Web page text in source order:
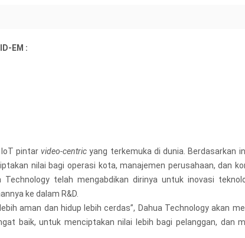
EM :
IoT pintarvideo-centric yang terkemuka di dunia. Berdasarkan
nilai bagi operasi kota, manajemen perusahaan, dan
telah mengabdikan dirinya untuk inovasi
ke dalam R&D.
aman dan hidup lebih cerdas”, Dahua Technology akan
baik, untuk menciptakan nilai lebih bagi pelanggan, dan